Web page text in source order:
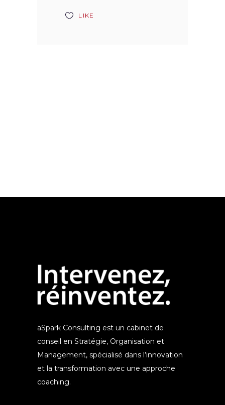
LIKE
aSpark Consulting est un cabinet de
conseil en Stratégie, Organisation et
Management, spécialisé dans l’innovation
et la transformation avec une approche
coaching.